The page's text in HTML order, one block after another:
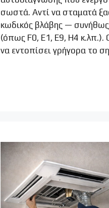
σωστά. Αντί να σταματά
κωδικός βλάβης — συνήθως
(όπως F0, E1, E9, H4 κ.λπ.).
να εντοπίσει γρήγορα το